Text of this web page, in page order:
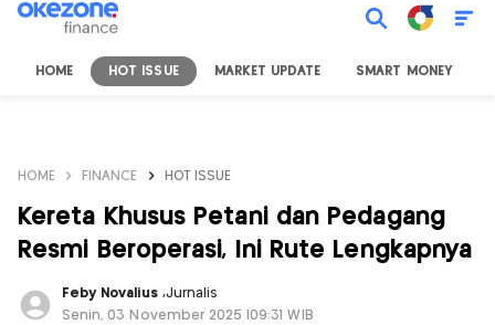
HOME HOT ISSUE MARKET UPDATE SMART MONEY
HOME FINANCE HOT ISSUE
Kereta Khusus Petani dan Pedagang
Resmi Beroperasi, Ini Rute Lengkapnya
Feby Novalius ,Jurnalis
Senin, 03 November 2025 |09:31 WIB